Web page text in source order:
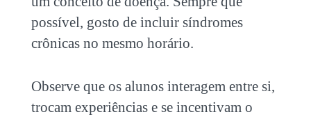
possível, gosto de incluir síndromes
crônicas no mesmo horário.
Observe que os alunos interagem entre si,
trocam experiências e se incentivam o